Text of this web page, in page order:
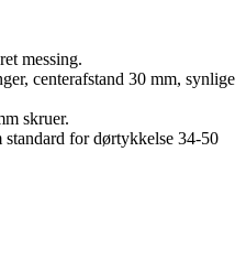
messing.
centerafstand 30 mm, synlige
skruer.
for dørtykkelse 34-50